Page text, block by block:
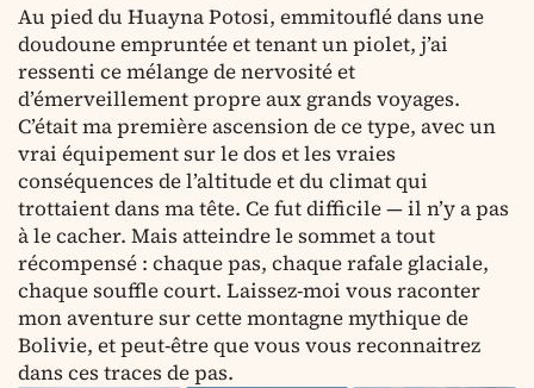
Au pied du Huayna Potosi, emmitouflé dans une
doudoune empruntée et tenant un piolet, j’ai
ressenti ce mélange de nervosité et
d’émerveillement propre aux grands voyages.
C’était ma première ascension de ce type, avec un
vrai équipement sur le dos et les vraies
conséquences de l’altitude et du climat qui
trottaient dans ma tête. Ce fut difficile — il n’y a pas
à le cacher. Mais atteindre le sommet a tout
récompensé : chaque pas, chaque rafale glaciale,
chaque souffle court. Laissez-moi vous raconter
mon aventure sur cette montagne mythique de
Bolivie, et peut-être que vous vous reconnaitrez
dans ces traces de pas.